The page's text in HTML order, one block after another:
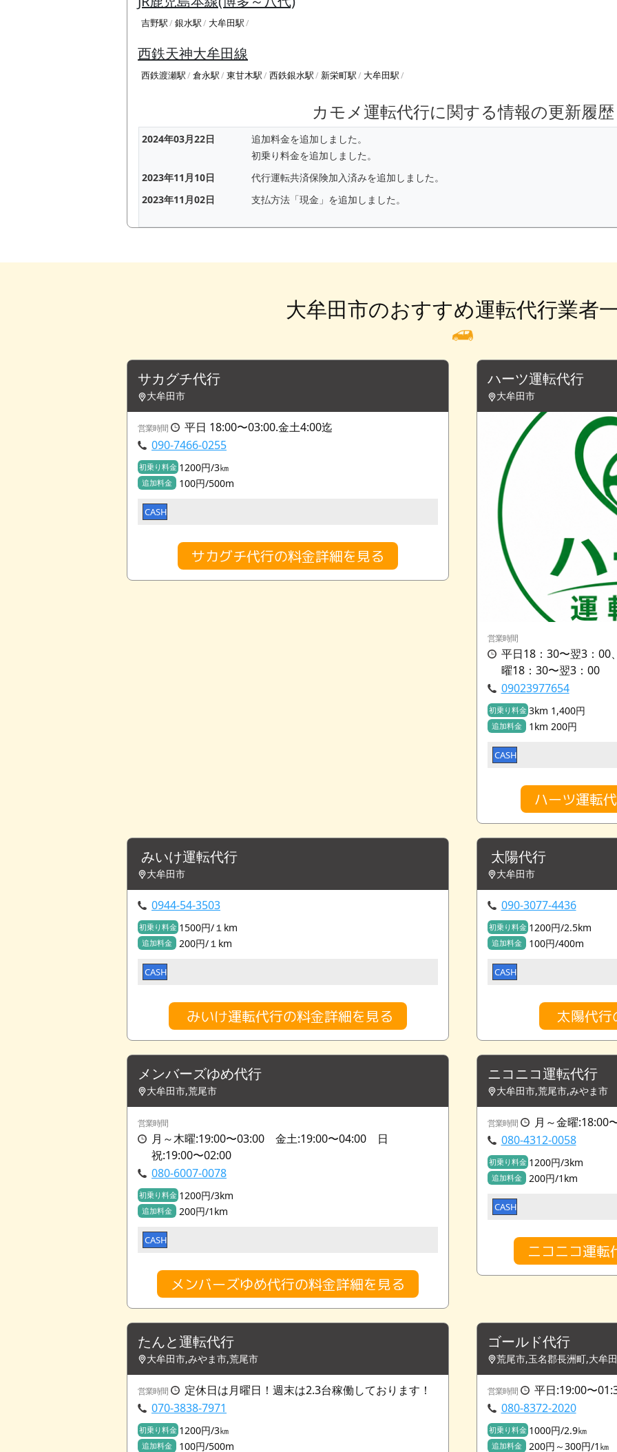
吉野駅 銀水駅 大牟田駅
西鉄天神大牟田線
西鉄渡瀬駅 倉永駅 東甘木駅 西鉄銀水駅 新栄町駅 大牟田駅
カモメ運転代行に関する情報の更新履歴
2024年03月22日
追加料金を追加しました。
初乗り料金を追加しました。
2023年11月10日
代行運転共済保険加入済みを追加しました。
2023年11月02日
支払方法「現金」を追加しました。
大牟田市のおすすめ運転代行業者
サカグチ代行
大牟田市
営業時間
平日 18:00〜03:00.金土4:00迄
090-7466-0255
初乗り料金 1200円/3㎞
追加料金 100円/500m
CASH
サカグチ代行の料金詳細を見る
ハーツ運転代行
大牟田市
営業時間
平日18：30〜翌3：00
曜18：30〜翌3：00
09023977654
初乗り料金 3km 1,400円
追加料金 1km 200円
CASH
ハーツ運転
みいけ運転代行
大牟田市
0944-54-3503
初乗り料金 1500円/１km
追加料金 200円/１km
CASH
みいけ運転代行の料金詳細を見る
太陽代行
大牟田市
090-3077-4436
初乗り料金 1200円/2.5km
追加料金 100円/400m
CASH
太陽代
メンバーズゆめ代行
大牟田市,荒尾市
営業時間
月～木曜:19:00〜03:00 金土:19:00〜04:00 日
祝:19:00〜02:00
080-6007-0078
初乗り料金 1200円/3km
追加料金 200円/1km
CASH
メンバーズゆめ代行の料金詳細を見る
ニコニコ運転代行
大牟田市,荒尾市,みやま市
営業時間
月～金曜:18:00
080-4312-0058
初乗り料金 1200円/3km
追加料金 200円/1km
CASH
ニコニコ運転
たんと運転代行
大牟田市,みやま市,荒尾市
営業時間
定休日は月曜日！週末は2.3台稼働しております！
070-3838-7971
初乗り料金 1200円/3㎞
追加料金 100円/500m
ゴールド代行
荒尾市,玉名郡長洲町,大牟
営業時間
平日:19:00〜
080-8372-2020
初乗り料金 1000円/2.9㎞
追加料金 200円～300円/1㎞